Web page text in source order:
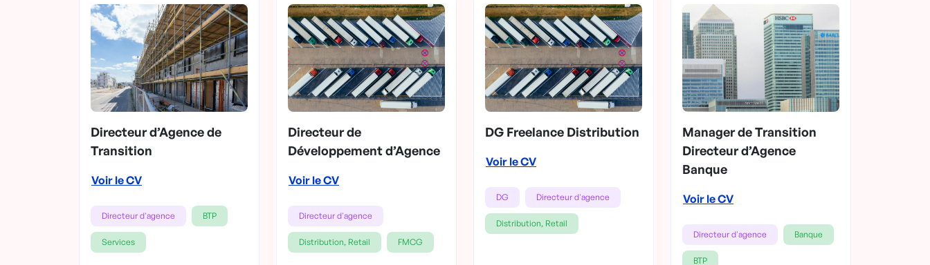
Directeur d’Agence de
Transition
Voir le CV
Directeur d'agence BTP
Services
Directeur de
Développement d’Agence
Voir le CV
Directeur d'agence
Distribution, Retail FMCG
DG Freelance Distribution
Voir le CV
DG Directeur d'agence
Distribution, Retail
Manager de Transition
Directeur d’Agence
Banque
Voir le CV
Directeur d'agence Banque
BTP